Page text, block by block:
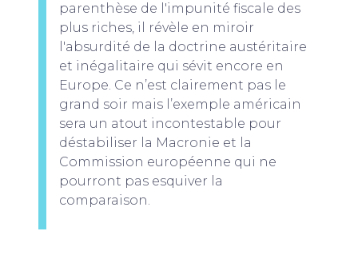
parenthèse de l'impunité fiscale des
plus riches, il révèle en miroir
l'absurdité de la doctrine austéritaire
et inégalitaire qui sévit encore en
Europe. Ce n’est clairement pas le
grand soir mais l’exemple américain
sera un atout incontestable pour
déstabiliser la Macronie et la
Commission européenne qui ne
pourront pas esquiver la
comparaison.